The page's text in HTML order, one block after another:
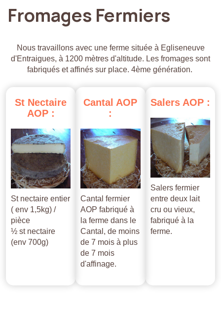
Fromages Fermiers
Nous travaillons avec une ferme située à Egliseneuve
d'Entraigues, à 1200 mètres d'altitude. Les fromages sont
fabriqués et affinés sur place. 4ème génération.
St Nectaire
AOP :
St nectaire entier
( env 1,5kg) /
pièce
½ st nectaire
(env 700g)
Cantal AOP
:
Cantal fermier
AOP fabriqué à
la ferme dans le
Cantal, de moins
de 7 mois à plus
de 7 mois
d'affinage.
Salers AOP :
Salers fermier
entre deux lait
cru ou vieux,
fabriqué à la
ferme.